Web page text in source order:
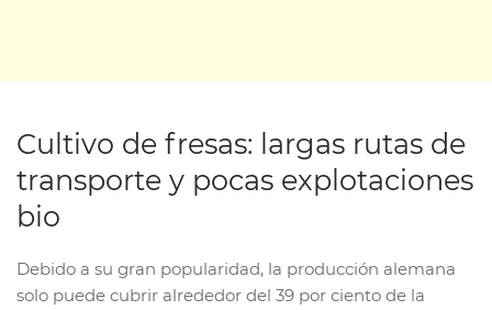
Cultivo de fresas: largas rutas de
transporte y pocas explotaciones
bio
Debido a su gran popularidad, la producción alemana
solo puede cubrir alrededor del 39 por ciento de la